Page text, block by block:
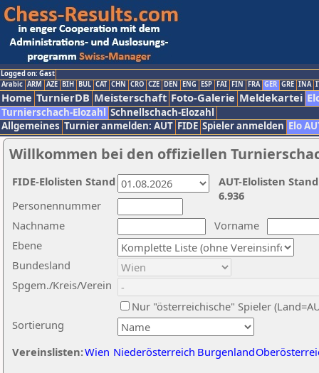
Logged on: Gast
Arabic ARM AZE BIH BUL CAT CHN CRO CZE DEN ENG ESP FAI FIN FRA GER GRE INA
Home TurnierDB Meisterschaft Foto-Galerie Meldekartei
Turnierschach-Elozahl Schnellschach-Elozahl
Allgemeines Turnier anmelden: AUT FIDE Spieler anmelden Elo
Willkommen bei den offiziellen
Nachname
Vorname
Ebene
Sortierung
Personennummer
Bundesland
Spgem./Kreis/Verein
Nur "österreichische" Spieler
Vereinslisten:Wien Niederösterreich Burgenland
AUT-Elolisten
6.936
FIDE-Elolisten Stand